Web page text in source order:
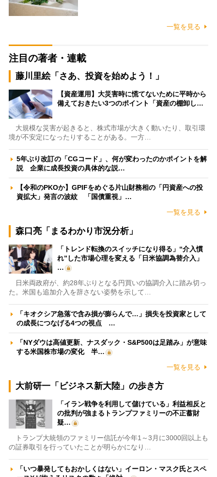
一覧を見る
注目の著者・連載
藤川里絵「さあ、投資を始めよう！」
【資産運用】大災害時に慌てないために平時から
備えておきたい3つのポイント「資産の棚卸し…
大規模な災害が起きると、株式市場が大きく動いたり、取引環
境が不安定になったりすることがある。一方…
5年ぶり改訂の「CGコード」、何が変わったのかポイントを解
説 企業に成長投資の具体的な説…
【令和のPKOか】GPIFをめぐる片山財務相の「円資産への投
資拡大」発言の波紋 「国債重視」…
一覧を見る
森口亮「まるわかり市況分析」
「トレンド転換のスイッチになり得る」“介入慣
れ”した市場心理を変える「日米協調為替介入」
…
日米両政府が、約28年ぶりとなる円買いの協調介入に踏み切っ
た。米国も追加介入を辞さない姿勢を示して…
「キオクシア急落で含み損が膨らんで…」損失を投資家として
の成長につなげる4つの視点 …
「NYダウは高値更新、ナスダック・S&P500は足踏み」が意味
する米国株市場の変化 半…
一覧を見る
大前研一「ビジネス新大陸」の歩き方
「イラン戦争を利用して儲けている」利益相反と
の批判が強まるトランプファミリーの不正蓄財
疑…
トランプ大統領のファミリー信託が今年1～3月に3000回以上も
の証券取引を行っていたことが明らかになり…
「いつ暴発してもおかしくはない」イーロン・マスク氏とスペ